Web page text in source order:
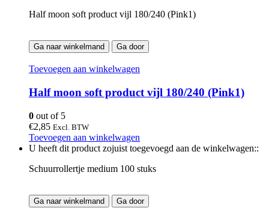
Half moon soft product vijl 180/240 (Pink1)
Ga naar winkelmand Ga door
Toevoegen aan winkelwagen
Half moon soft product vijl 180/240 (Pink1)
0 out of 5
€2,85 Excl. BTW
Toevoegen aan winkelwagen
U heeft dit product zojuist toegevoegd aan de winkelwagen::
Schuurrollertje medium 100 stuks
Ga naar winkelmand Ga door